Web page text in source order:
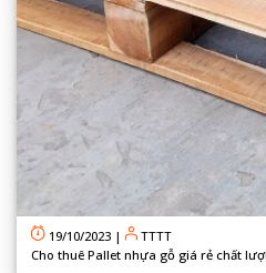
19/10/2023 |
TTTT
Cho thuê Pallet nhựa gỗ giá rẻ chất